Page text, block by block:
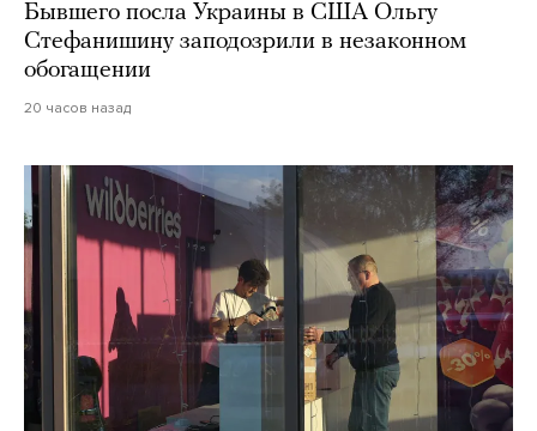
Бывшего посла Украины в США Ольгу
Стефанишину заподозрили в незаконном
обогащении
20 часов назад